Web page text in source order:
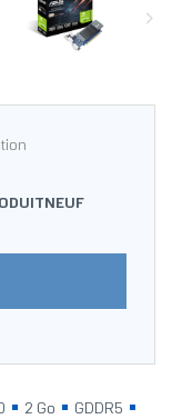
2 Go
GDDR5